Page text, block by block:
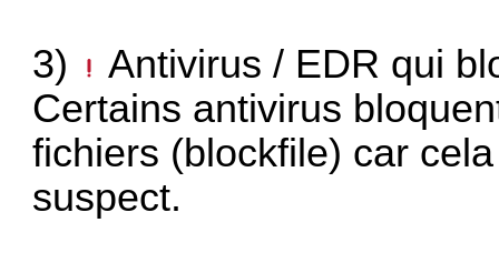
3)
Antivirus / EDR qui
Certains antivirus
fichiers (blockfile) car
suspect.